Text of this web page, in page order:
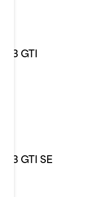
2023 GTI
2023 GTI SE